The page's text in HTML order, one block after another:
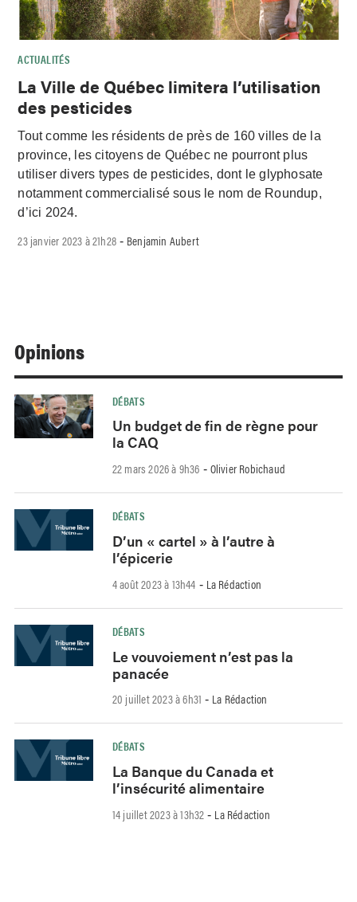
ACTUALITÉS
La Ville de Québec limitera l’utilisation
des pesticides
Tout comme les résidents de près de 160 villes de la
province, les citoyens de Québec ne pourront plus
utiliser divers types de pesticides, dont le glyphosate
notamment commercialisé sous le nom de Roundup,
d’ici 2024.
23 janvier 2023 à 21h28 - Benjamin Aubert
Opinions
DÉBATS
Un budget de fin de règne pour
la CAQ
22 mars 2026 à 9h36 - Olivier Robichaud
DÉBATS
D’un « cartel » à l’autre à
l’épicerie
4 août 2023 à 13h44 - La Rédaction
DÉBATS
Le vouvoiement n’est pas la
panacée
20 juillet 2023 à 6h31 - La Rédaction
DÉBATS
La Banque du Canada et
l’insécurité alimentaire
14 juillet 2023 à 13h32 - La Rédaction